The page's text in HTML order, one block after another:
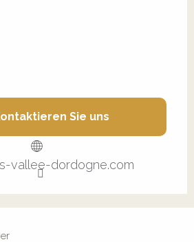
Sie uns
vallee-dordogne.com